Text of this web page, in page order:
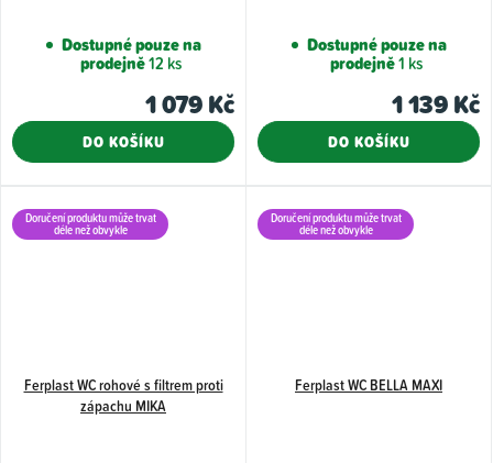
Dostupné pouze na
prodejně12 ks
1 079 Kč
DO KOŠÍKU
Dostupné pouze na
prodejně1 ks
1 139 Kč
DO KOŠÍKU
Doručení produktu může trvat
déle než obvykle
Ferplast WC rohové s filtrem proti
zápachu MIKA
Doručení produktu může trvat
déle než obvykle
Ferplast WC BELLA MAXI